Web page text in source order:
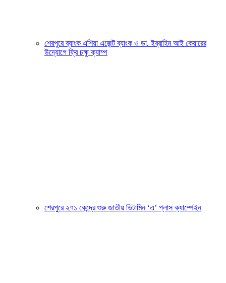
শেরপুরে ব্যাংক এশিয়া এজেন্ট ব্যাংক ও ডা. ইব্রাহিম আই কেয়ারের
উদ্যোগে ফ্রি চক্ষু ক্যাম্প
শেরপুরে ২৭১ কেন্দ্রে শুরু জাতীয় ভিটামিন ‘এ’ প্লাস ক্যাম্পেইন